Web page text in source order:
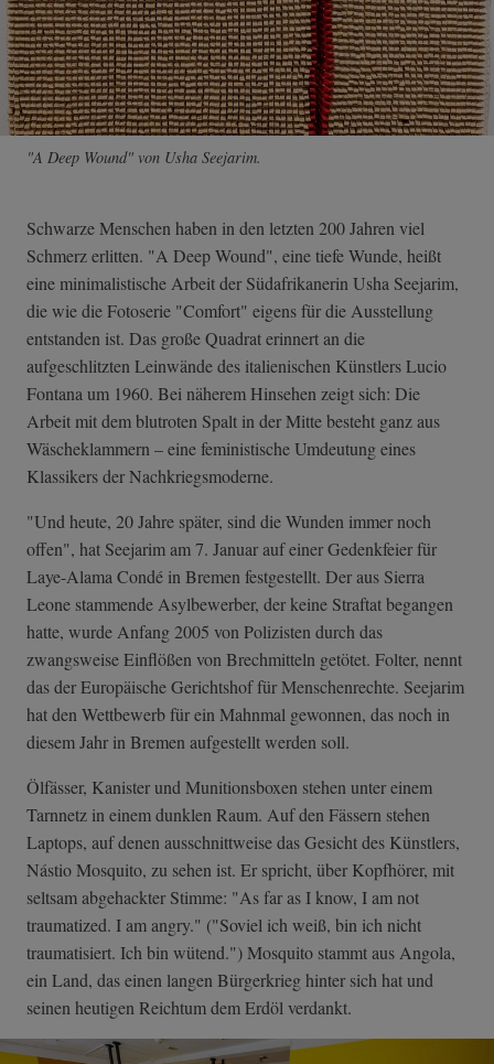
"A Deep Wound" von Usha Seejarim.
Schwarze Menschen haben in den letzten 200 Jahren viel
Schmerz erlitten. "A Deep Wound", eine tiefe Wunde, heißt
eine minimalistische Arbeit der Südafrikanerin Usha Seejarim,
die wie die Fotoserie "Comfort" eigens für die Ausstellung
entstanden ist. Das große Quadrat erinnert an die
aufgeschlitzten Leinwände des italienischen Künstlers Lucio
Fontana um 1960. Bei näherem Hinsehen zeigt sich: Die
Arbeit mit dem blutroten Spalt in der Mitte besteht ganz aus
Wäscheklammern – eine feministische Umdeutung eines
Klassikers der Nachkriegsmoderne.
"Und heute, 20 Jahre später, sind die Wunden immer noch
offen", hat Seejarim am 7. Januar auf einer Gedenkfeier für
Laye-Alama Condé in Bremen festgestellt. Der aus Sierra
Leone stammende Asylbewerber, der keine Straftat begangen
hatte, wurde Anfang 2005 von Polizisten durch das
zwangsweise Einflößen von Brechmitteln getötet. Folter, nennt
das der Europäische Gerichtshof für Menschenrechte. Seejarim
hat den Wettbewerb für ein Mahnmal gewonnen, das noch in
diesem Jahr in Bremen aufgestellt werden soll.
Ölfässer, Kanister und Munitionsboxen stehen unter einem
Tarnnetz in einem dunklen Raum. Auf den Fässern stehen
Laptops, auf denen ausschnittweise das Gesicht des Künstlers,
Nástio Mosquito, zu sehen ist. Er spricht, über Kopfhörer, mit
seltsam abgehackter Stimme: "As far as I know, I am not
traumatized. I am angry." ("Soviel ich weiß, bin ich nicht
traumatisiert. Ich bin wütend.") Mosquito stammt aus Angola,
ein Land, das einen langen Bürgerkrieg hinter sich hat und
seinen heutigen Reichtum dem Erdöl verdankt.